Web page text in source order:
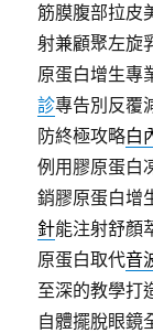
筋膜腹部拉皮
射兼顧聚左旋
原蛋白增生專
診專告別反覆
防終極攻略白
例用膠原蛋白
銷膠原蛋白增
針能注射舒顏
原蛋白取代音
至深的教學打
自體擺脫眼鏡